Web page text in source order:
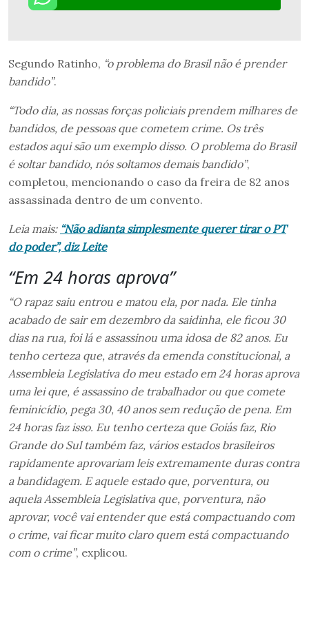
Segundo Ratinho, “o problema do Brasil não é prender
bandido”.
“Todo dia, as nossas forças policiais prendem milhares de
bandidos, de pessoas que cometem crime. Os três
estados aqui são um exemplo disso. O problema do Brasil
é soltar bandido, nós soltamos demais bandido”,
completou, mencionando o caso da freira de 82 anos
assassinada dentro de um convento.
Leia mais: “Não adianta simplesmente querer tirar o PT
do poder”, diz Leite
“Em 24 horas aprova”
“O rapaz saiu entrou e matou ela, por nada. Ele tinha
acabado de sair em dezembro da saidinha, ele ficou 30
dias na rua, foi lá e assassinou uma idosa de 82 anos. Eu
tenho certeza que, através da emenda constitucional, a
Assembleia Legislativa do meu estado em 24 horas aprova
uma lei que, é assassino de trabalhador ou que comete
feminicídio, pega 30, 40 anos sem redução de pena. Em
24 horas faz isso. Eu tenho certeza que Goiás faz, Rio
Grande do Sul também faz, vários estados brasileiros
rapidamente aprovariam leis extremamente duras contra
a bandidagem. E aquele estado que, porventura, ou
aquela Assembleia Legislativa que, porventura, não
aprovar, você vai entender que está compactuando com
o crime, vai ficar muito claro quem está compactuando
com o crime”, explicou.